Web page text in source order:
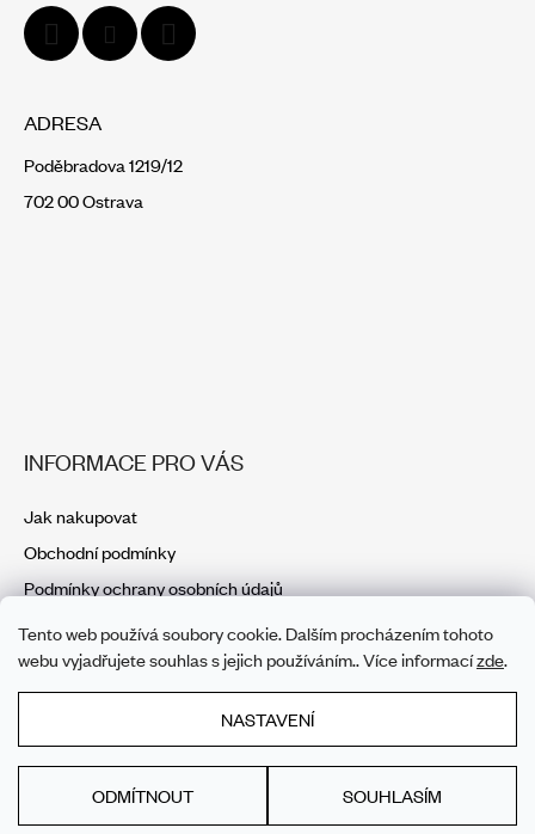
Tento web používá soubory cookie. Dalším procházením tohoto
webu vyjadřujete souhlas s jejich používáním.. Více informacízde.
NASTAVENÍ
ODMÍTNOUT SOUHLASÍM
ADRESA
Poděbradova 1219/12
702 00 Ostrava
INFORMACE PRO VÁS
Jak nakupovat
Obchodní podmínky
Podmínky ochrany osobních údajů
Vytvořil Shoptet
Copyright 2026GVUO. Všechna práva vyhrazena.